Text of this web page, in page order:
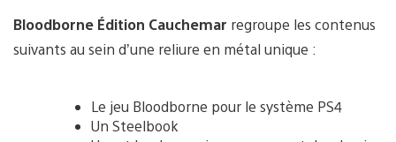
Bloodborne Édition Cauchemar regroupe les contenus
suivants au sein d’une reliure en métal unique :
Le jeu Bloodborne pour le système PS4
Un Steelbook